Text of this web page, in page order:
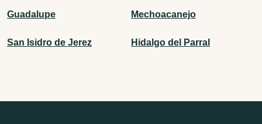
Guadalupe Mechoacanejo
San Isidro de Jerez Hidalgo del Parral